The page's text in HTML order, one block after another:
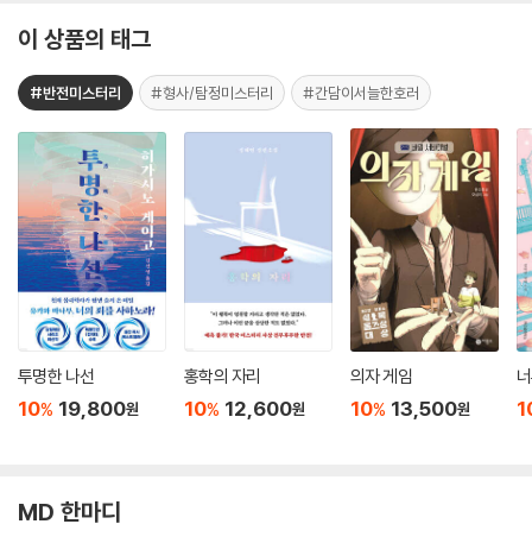
이 상품의 태그
#반전미스터리 #형사/탐정미스터리 #간담이서늘한호러
투명한 나선
10% 19,800원
홍학의 자리
10% 12,600원
의자 게임
10% 13,500원
MD 한마디